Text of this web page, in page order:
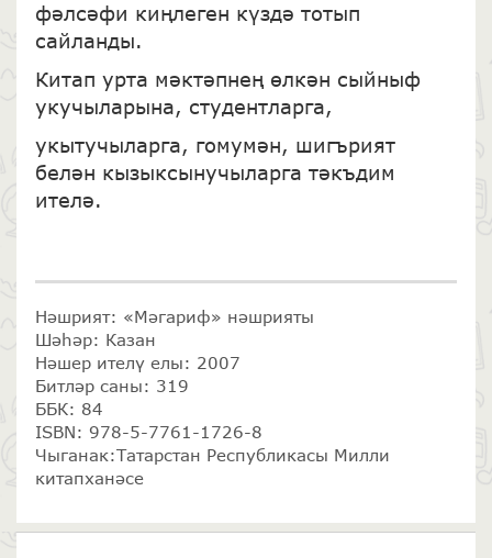
фәлсәфи киңлеген күздә тотып
сайланды.
Китап урта мәктәпнең өлкән сыйныф
укучыларына, студентларга,
укытучыларга, гомумән, шигърият
белән кызыксынучыларга тәкъдим
ителә.
Нәшрият: «Мәгариф» нәшрияты
Шәһәр: Казан
Нәшер ителү елы: 2007
Битләр саны: 319
ББК: 84
ISBN: 978-5-7761-1726-8
Чыганак:Татарстан Республикасы Милли
китапханәсе